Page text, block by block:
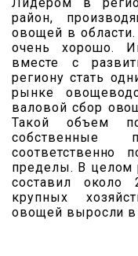
район,
овощей в
очень хорошо.
вместе с
региону стать
рынке
валовой сбор
Такой объем
собственные
соответственно
пределы. В целом
составил
крупных
овощей выросли в